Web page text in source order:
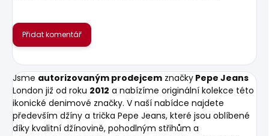
Přidat komentář
Jsme autorizovaným prodejcem značky Pepe Jeans
London již od roku 2012 a nabízíme originální kolekce této
ikonické denimové značky. V naší nabídce najdete
především džíny a trička Pepe Jeans, které jsou oblíbené
díky kvalitní džínovině, pohodlným střihům a